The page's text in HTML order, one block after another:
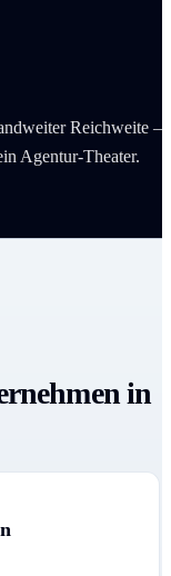
Reichweite –
Agentur-Theater.
in